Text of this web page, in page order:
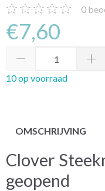
0
€7,60
10 op voorraad
OMSCHRIJVING
Clover
geopend